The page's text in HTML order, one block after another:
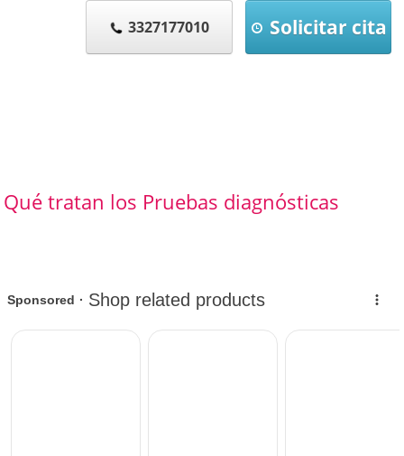
3327177010 Solicitar cita
Qué tratan los Pruebas diagnósticas